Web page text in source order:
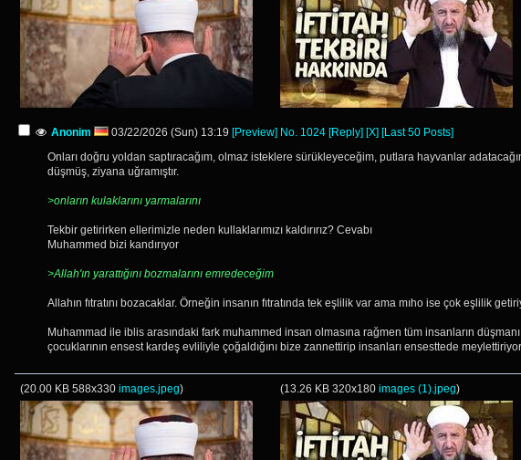
Anonim 03/22/2026 (Sun) 13:19 [Preview] No. 1024 [Reply] [X] [Last 50 Posts]
Onları doğru yoldan saptıracağım, olmaz isteklere sürükleyeceğim, putlara hayvanlar
düşmüş, ziyana uğramıştır.
>onların kulaklarını yarmalarını
Tekbir getirirken ellerimizle neden kullaklarımızı kaldırırız? Cevabı
Muhammed bizi kandırıyor
>Allah'ın yarattığını bozmalarını emredeceğim
Allahın fıtratını bozacaklar. Örneğin insanın fıtratında tek eşlilik var ama mıho ise çok eşlilik
Muhammad ile iblis arasındaki fark muhammed insan olmasına rağmen tüm insanların
çocuklarının ensest kardeş evliliyle çoğaldığını bize zannettirip insanları ensesttede
(20.00 KB 588x330 images.jpeg) (13.26 KB 320x180 images (1).jpeg)